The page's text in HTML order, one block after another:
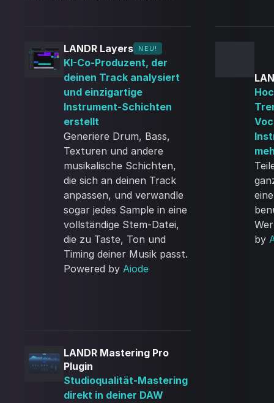
LANDR Layers NEU!
KI-Co-Produzent, der
deinen Track analysiert
und einzigartige
Instrument-Schichten
erstellt
Generiere Drum, Bass,
Texturen und andere
musikalische Schichten,
die sich an deinen Track
anpassen, und verwandle
sogar jedes Sample in eine
vollständige Stem-Datei,
die zu Taste, Ton und
Timing deiner Musik passt.
Powered byAiode
by
LANDR Mastering Pro
Plugin
Studioqualität-Mastering
direkt in deiner DAW